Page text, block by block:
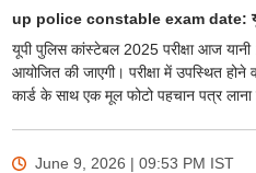
up police constable exam date: यूपी
यूपी पुलिस कांस्टेबल 2025 परीक्षा आज
आयोजित की जाएगी। परीक्षा में उपस्थित होने
कार्ड के साथ एक मूल फोटो पहचान पत्र लाना
June 9, 2026 | 09:53 PM IST